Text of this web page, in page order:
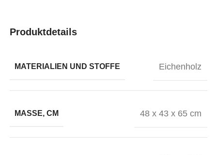
Produktdetails
MATERIALIEN UND STOFFE Eichenholz
MASSE, CM 48 x 43 x 65 cm